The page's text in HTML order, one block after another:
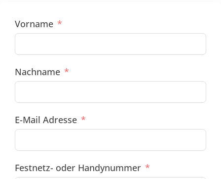
Vorname
Nachname
E-Mail Adresse
Festnetz- oder Handynummer